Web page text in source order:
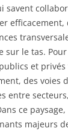
savent
efficacement,
sur le tas.
et
des voies
entre
ce
majeurs